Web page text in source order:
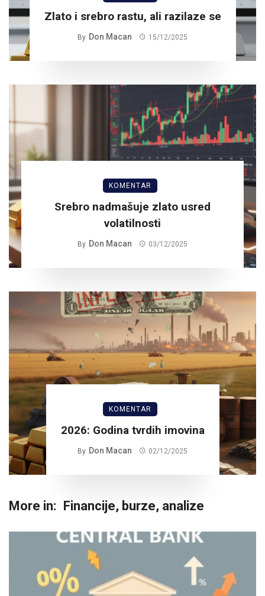
Zlato i srebro rastu, ali razilaze se
By Don Macan 15/12/2025
KOMENTAR
Srebro nadmašuje zlato usred
volatilnosti
By Don Macan 03/12/2025
KOMENTAR
2026: Godina tvrdih imovina
By Don Macan 02/12/2025
More in: Financije, burze, analize